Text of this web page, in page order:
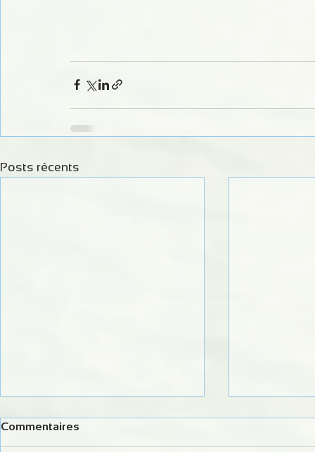
Posts récents
Commentaires